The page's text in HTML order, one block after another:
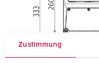
Zustimmung